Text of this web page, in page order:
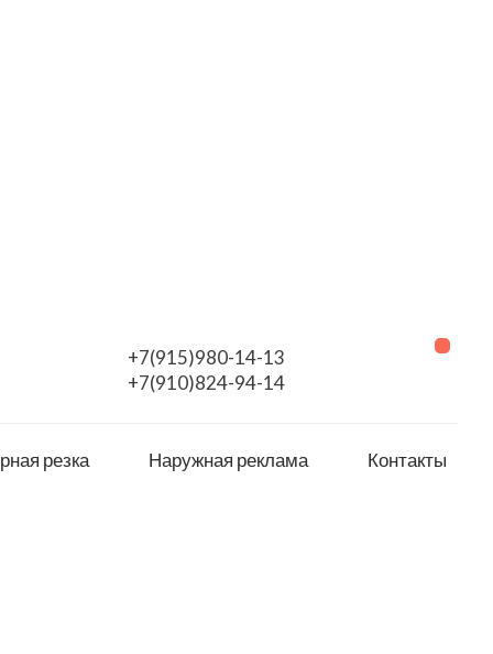
+7(915)980-14-13
+7(910)824-94-14
резка Наружная реклама Контакты